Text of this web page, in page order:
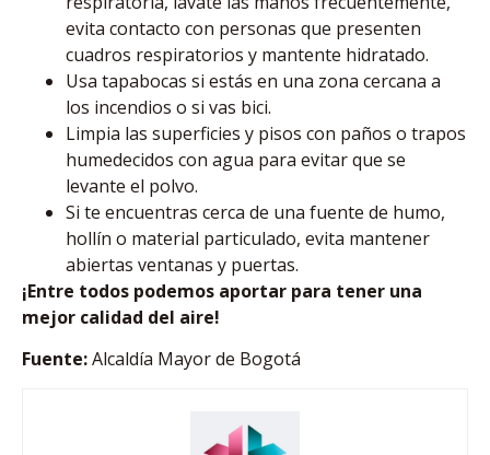
evita contacto con personas que presenten
cuadros respiratorios y mantente hidratado.
Usa tapabocas si estás en una zona cercana a
los incendios o si vas bici.
Limpia las superficies y pisos con paños o trapos
humedecidos con agua para evitar que se
levante el polvo.
Si te encuentras cerca de una fuente de humo,
hollín o material particulado, evita mantener
abiertas ventanas y puertas.
¡Entre todos podemos aportar para tener una
mejor calidad del aire!
Fuente:Alcaldía Mayor de Bogotá